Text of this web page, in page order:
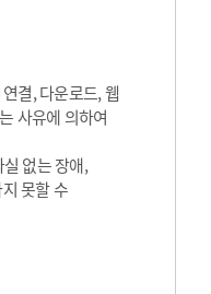
결, 다운로드, 웹
사유에 의하여
없는 장애,
못할 수